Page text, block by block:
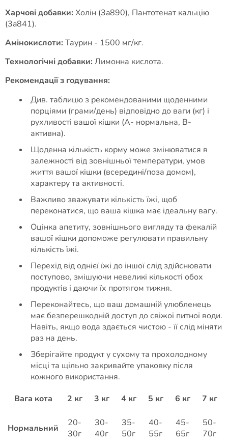
Харчові добавки: Холін (3a890), Пантотенат кальцію
(3a841).
Амінокислоти: Таурин - 1500 мг/кг.
Технологічні добавки: Лимонна кислота.
Рекомендації з годування:
Див. таблицю з рекомендованими щоденними
порціями (грами/день) відповідно до ваги (кг) і
рухливості вашої кішки (A- нормальна, B-
активна).
Щоденна кількість корму може змінюватися в
залежності від зовнішньої температури, умов
життя вашої кішки (всередині/поза домом),
характеру та активності.
Важливо зважувати кількість їжі, щоб
переконатися, що ваша кішка має ідеальну вагу.
Оцінка апетиту, зовнішнього вигляду та фекалій
вашої кішки допоможе регулювати правильну
кількість їжі.
Перехід від однієї їжі до іншої слід здійснювати
поступово, змішуючи невеликі кількості обох
продуктів і даючи їх протягом тижня.
Переконайтесь, що ваш домашній улюбленець
має безперешкодній доступ до свіжої питної води.
Навіть, якщо вода здається чистою - її слід міняти
раз на день.
Зберігайте продукт у сухому та прохолодному
місці та щільно закривайте упаковку після
кожного використання.
Вага кота
2 кг 3 кг 4 кг 5 кг 6 кг 7 кг
Нормальний
20-
30г
30-
40г
35-
50г
40-
55г
45-
65г
50-
70г